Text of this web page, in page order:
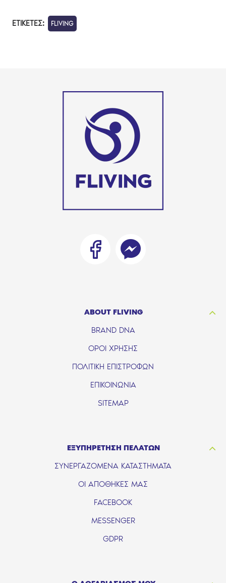
ΕΤΙΚΈΤΕΣ: FLIVING
ABOUT FLIVING
BRAND DNA
ΟΡΟΙ ΧΡΗΣΗΣ
ΠΟΛΙΤΙΚΗ ΕΠΙΣΤΡΟΦΩΝ
ΕΠΙΚΟΙΝΩΝΙΑ
SITEMAP
ΕΞΥΠΗΡΕΤΗΣΗ ΠΕΛΑΤΩΝ
ΣΥΝΕΡΓΑΖΟΜΕΝΑ ΚΑΤΑΣΤΗΜΑΤΑ
ΟΙ ΑΠΟΘΗΚΕΣ ΜΑΣ
FACEBOOK
MESSENGER
GDPR